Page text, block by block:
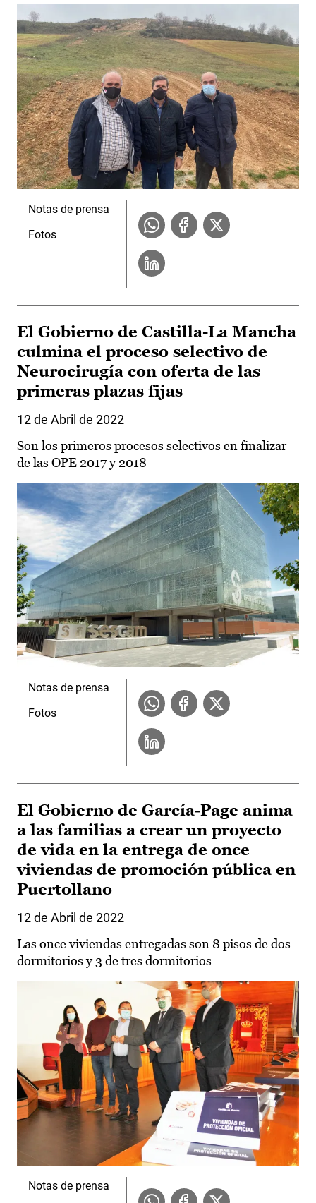
Notas de prensa
Fotos
El Gobierno de Castilla-La Mancha
culmina el proceso selectivo de
Neurocirugía con oferta de las
primeras plazas fijas
12 de Abril de 2022
Son los primeros procesos selectivos en finalizar
de las OPE 2017 y 2018
Notas de prensa
Fotos
El Gobierno de García-Page anima
a las familias a crear un proyecto
de vida en la entrega de once
viviendas de promoción pública en
Puertollano
12 de Abril de 2022
Las once viviendas entregadas son 8 pisos de dos
dormitorios y 3 de tres dormitorios
Notas de prensa